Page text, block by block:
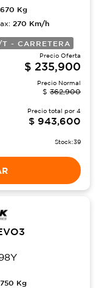
670 Kg
270 Km/h
T - CARRETERA
Precio Oferta
$ 235,900
Precio Normal
$ 362,900
Precio total por 4
$ 943,600
Stock:39
750 Kg